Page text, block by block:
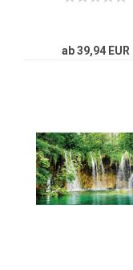
ab 39,94 EUR